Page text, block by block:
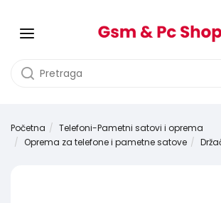
Početna
Telefoni-Pametni satovi i oprema
Oprema za telefone i pametne satove